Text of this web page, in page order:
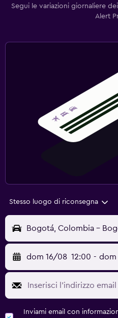
Segui le variazioni giornaliere
Alert
Stesso luogo di riconsegna
Bogotá, Colombia -
dom 16/08 12:00 -
Inviami email con